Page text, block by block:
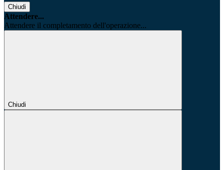
Chiudi
Attendere...
Attendere il completamento dell'operazione...
Chiudi